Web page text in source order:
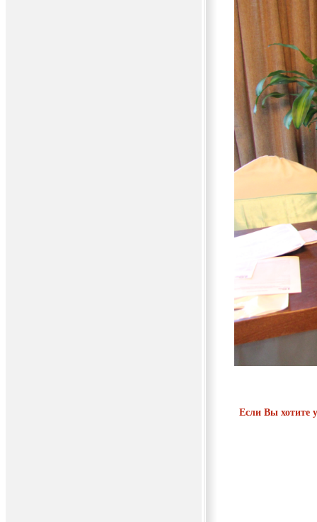
Если Вы хотите